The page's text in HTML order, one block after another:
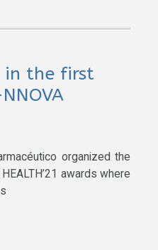
in the first
organized the
awards where